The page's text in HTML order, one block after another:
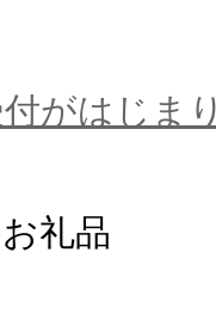
がはじま
礼品